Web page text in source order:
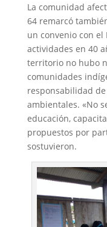
La comunidad
64 remarcó
un convenio con el
actividades en 40
territorio no hubo
comunidades
responsabilidad
ambientales. «No
educación,
propuestos por
sostuvieron.